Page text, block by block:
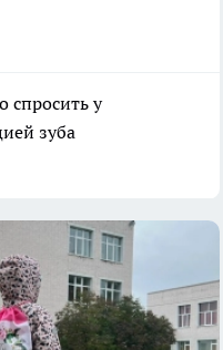
спросить у
зуба